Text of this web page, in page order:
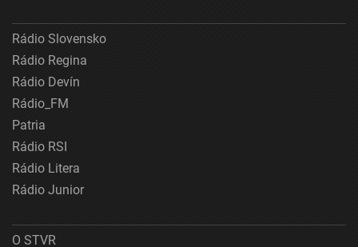
Rádio Slovensko
Rádio Regina
Rádio Devín
Rádio_FM
Patria
Rádio RSI
Rádio Litera
Rádio Junior
O STVR